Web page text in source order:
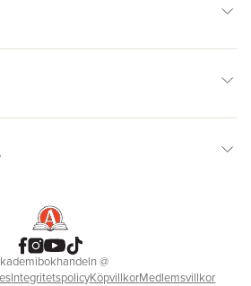
@
IntegritetspolicyKöpvillkorMedlemsvillkor